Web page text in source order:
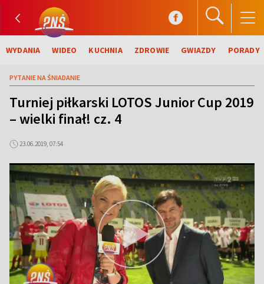
WYDANIA WIDEO KUCHNIA ZDROWIE GWIAZDY PORADY
PYTANIE NA ŚNIADANIE
Turniej piłkarski LOTOS Junior Cup 2019
– wielki finał! cz. 4
23.06.2019, 07:54